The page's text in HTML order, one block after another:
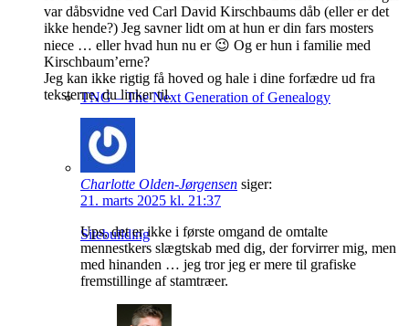
TNG – The Next Generation of Genealogy
Sitebuilding
var dåbsvidne ved Carl David Kirschbaums dåb (eller er det
ikke hende?) Jeg savner lidt om at hun er din fars mosters
niece … eller hvad hun nu er 😉 Og er hun i familie med
Kirschbaum’erne?
Jeg kan ikke rigtig få hoved og hale i dine forfædre ud fra
teksterne, du linker til.
Charlotte Olden-Jørgensen siger:
21. marts 2025 kl. 21:37
Ups, det er ikke i første omgand de omtalte
mennestkers slægtskab med dig, der forvirrer mig, men
med hinanden … jeg tror jeg er mere til grafiske
fremstillinge af stamtræer.